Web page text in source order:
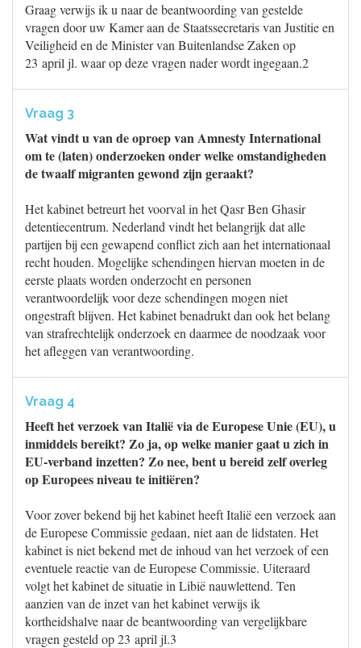
Graag verwijs ik u naar de beantwoording van gestelde
vragen door uw Kamer aan de Staatssecretaris van Justitie en
Veiligheid en de Minister van Buitenlandse Zaken op
23 april jl. waar op deze vragen nader wordt ingegaan.2
Vraag 3
Wat vindt u van de oproep van Amnesty International
om te (laten) onderzoeken onder welke omstandigheden
de twaalf migranten gewond zijn geraakt?
Het kabinet betreurt het voorval in het Qasr Ben Ghasir
detentiecentrum. Nederland vindt het belangrijk dat alle
partijen bij een gewapend conflict zich aan het internationaal
recht houden. Mogelijke schendingen hiervan moeten in de
eerste plaats worden onderzocht en personen
verantwoordelijk voor deze schendingen mogen niet
ongestraft blijven. Het kabinet benadrukt dan ook het belang
van strafrechtelijk onderzoek en daarmee de noodzaak voor
het afleggen van verantwoording.
Vraag 4
Heeft het verzoek van Italië via de Europese Unie (EU), u
inmiddels bereikt? Zo ja, op welke manier gaat u zich in
EU-verband inzetten? Zo nee, bent u bereid zelf overleg
op Europees niveau te initiëren?
Voor zover bekend bij het kabinet heeft Italië een verzoek aan
de Europese Commissie gedaan, niet aan de lidstaten. Het
kabinet is niet bekend met de inhoud van het verzoek of een
eventuele reactie van de Europese Commissie. Uiteraard
volgt het kabinet de situatie in Libië nauwlettend. Ten
aanzien van de inzet van het kabinet verwijs ik
kortheidshalve naar de beantwoording van vergelijkbare
vragen gesteld op 23 april jl.3